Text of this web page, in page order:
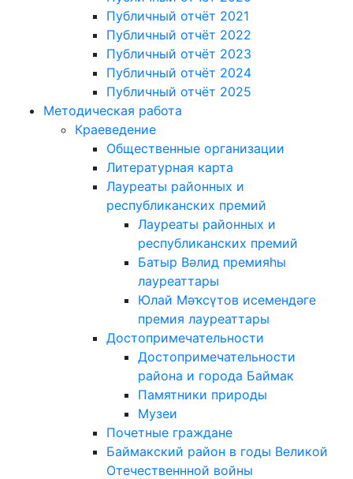
Публичный отчёт 2021
Публичный отчёт 2022
Публичный отчёт 2023
Публичный отчёт 2024
Публичный отчёт 2025
Методическая работа
Краеведение
Общественные организации
Литературная карта
Лауреаты районных и
республиканских премий
Лауреаты районных и
республиканских премий
Батыр Вәлид премияһы
лауреаттары
Юлай Мәҡсүтов исемендәге
премия лауреаттары
Достопримечательности
Достопримечательности
района и города Баймак
Памятники природы
Музеи
Почетные граждане
Баймакский район в годы Великой
Отечественнной войны